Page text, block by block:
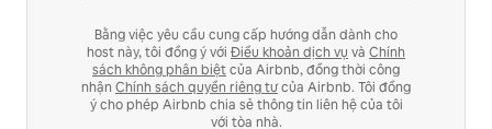
Bằng việc yêu cầu cung cấp hướng dẫn dành cho
host này, tôi đồng ý với Điều khoản dịch vụ và Chính
sách không phân biệtcủa Airbnb, đồng thời công
nhận Chính sách quyền riêng tưcủa Airbnb. Tôi đồng
ý cho phép Airbnb chia sẻ thông tin liên hệ của tôi
với tòa nhà.